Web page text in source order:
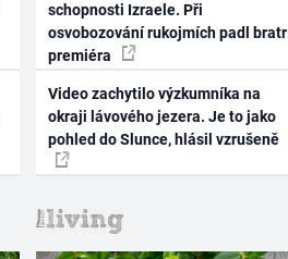
schopnosti Izraele. Při
osvobozování rukojmích padl bratr
premiéra
Video zachytilo výzkumníka na
okraji lávového jezera. Je to jako
pohled do Slunce, hlásil vzrušeně